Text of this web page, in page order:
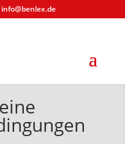
info@benlex.de